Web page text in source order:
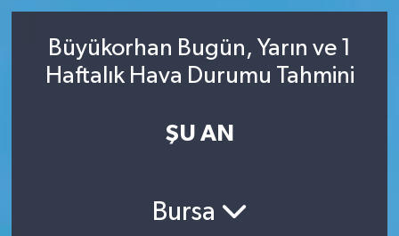
Büyükorhan Bugün, Yarın ve 1
Haftalık Hava Durumu Tahmini
ŞU AN
Bursa
Tüm Manşetler
Son Dakika Haberleri